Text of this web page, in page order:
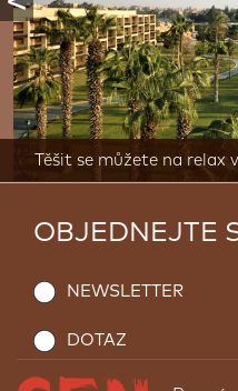
Těšit se můžete na
OBJEDNEJTE
NEWSLETTER
DOTAZ